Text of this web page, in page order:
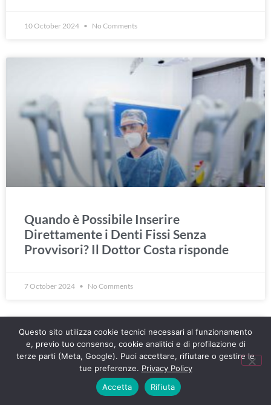
10 October 2024 No Comments
Quando è Possibile Inserire
Direttamente i Denti Fissi Senza
Provvisori? Il Dottor Costa risponde
7 October 2024 No Comments
Questo sito utilizza cookie tecnici necessari al funzionamento
e, previo tuo consenso, cookie analitici e di profilazione di
terze parti (Meta, Google). Puoi accettare, rifiutare o gestire le
tue preferenze. Privacy Policy
Accetta
Rifiuta